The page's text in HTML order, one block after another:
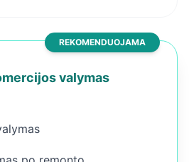
REKOMENDUOJAMA
valymas